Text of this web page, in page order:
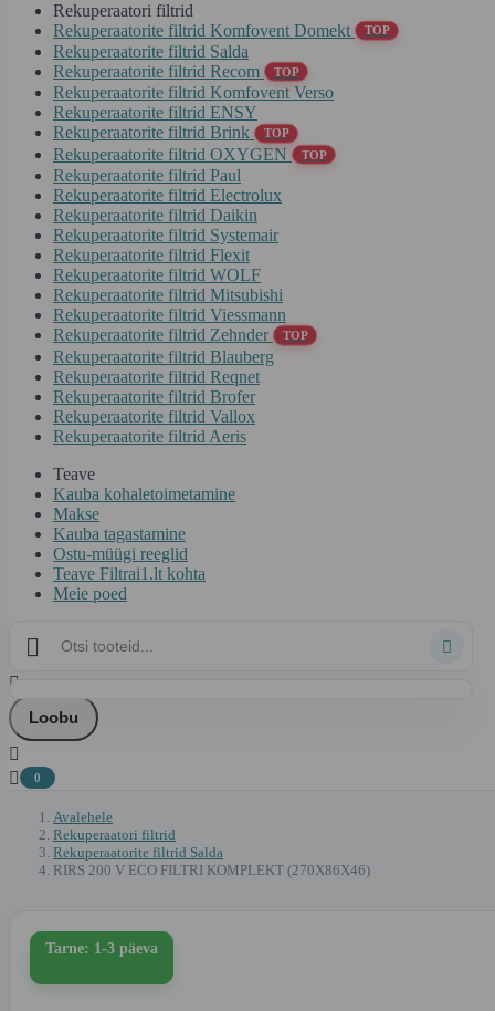
Rekuperaatori filtrid
Rekuperaatorite filtrid Komfovent Domekt
TOP
Rekuperaatorite filtrid Salda
Rekuperaatorite filtrid Recom
TOP
Rekuperaatorite filtrid Komfovent Verso
Rekuperaatorite filtrid ENSY
Rekuperaatorite filtrid Brink
TOP
Rekuperaatorite filtrid OXYGEN TOP
Rekuperaatorite filtrid Paul
Rekuperaatorite filtrid Electrolux
Rekuperaatorite filtrid Daikin
Rekuperaatorite filtrid Systemair
Rekuperaatorite filtrid Flexit
Rekuperaatorite filtrid WOLF
Rekuperaatorite filtrid Mitsubishi
Rekuperaatorite filtrid Viessmann
Rekuperaatorite filtrid Zehnder
TOP
Rekuperaatorite filtrid Blauberg
Rekuperaatorite filtrid Reqnet
Rekuperaatorite filtrid Brofer
Rekuperaatorite filtrid Vallox
Rekuperaatorite filtrid Aeris
Teave
Kauba kohaletoimetamine
Makse
Kauba tagastamine
Ostu-müügi reeglid
Teave Filtrai1.lt kohta
Meie poed



Loobu


0
Avalehele
Rekuperaatori filtrid
Rekuperaatorite filtrid Salda
RIRS 200 V ECO FILTRI KOMPLEKT (270X86X46)
Tarne: 1-3 päeva